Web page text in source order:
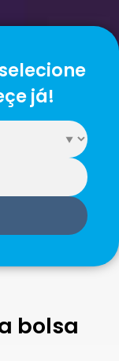
já!
bolsa